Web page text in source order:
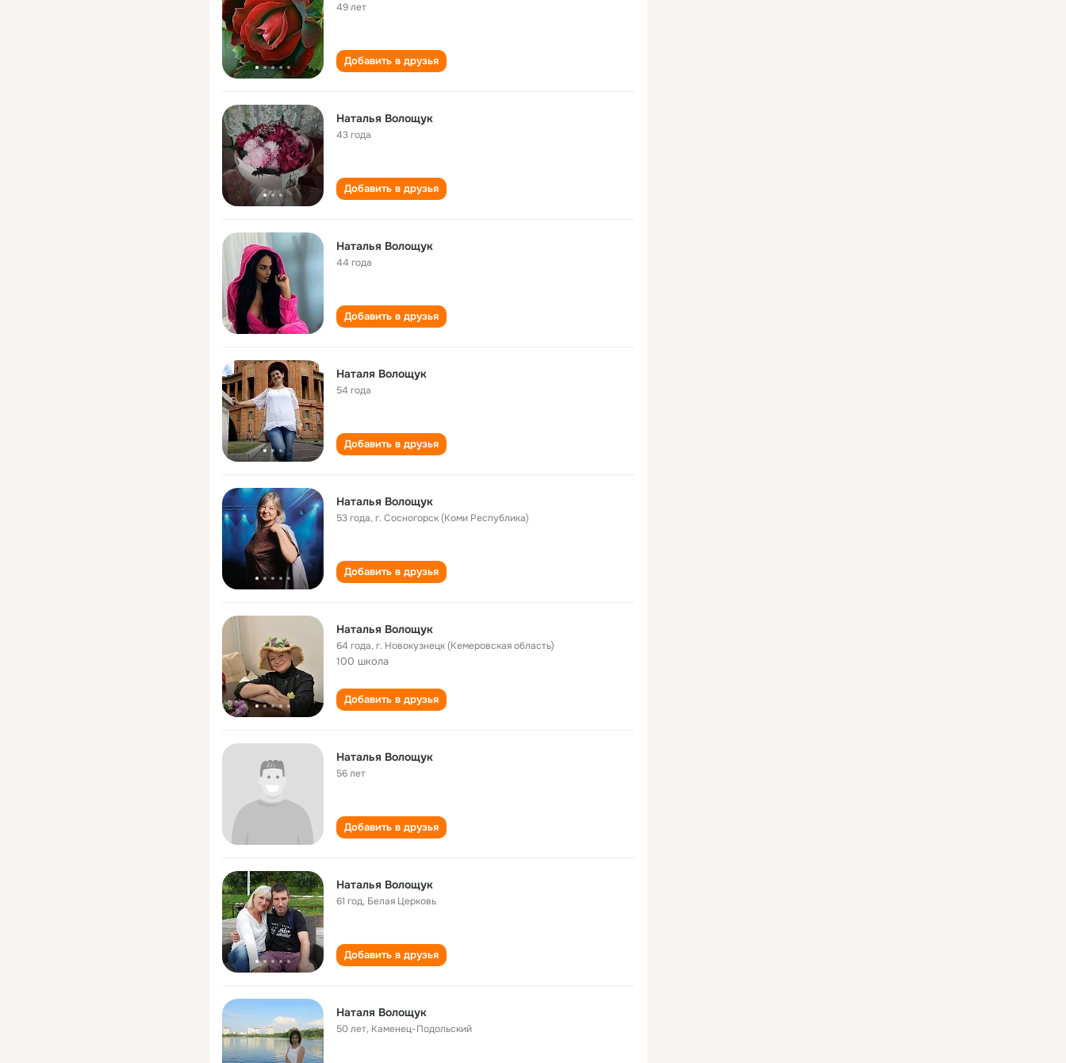
49 лет
Добавить в друзья
Наталья Волощук
43 года
Добавить в друзья
Наталья Волощук
44 года
Добавить в друзья
Наталя Волощук
54 года
Добавить в друзья
Наталья Волощук
53 года,г. Сосногорск (Коми Республика)
Добавить в друзья
Наталья Волощук
64 года,г. Новокузнецк (Кемеровская область)
100 школа
Добавить в друзья
Наталья Волощук
56 лет
Добавить в друзья
Наталья Волощук
61 год, Белая Церковь
Добавить в друзья
Наталя Волощук
50 лет, Каменец-Подольский